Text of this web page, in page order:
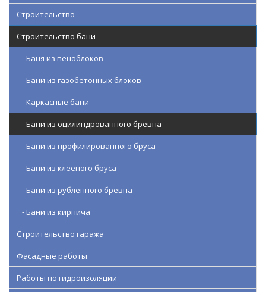
Строительство
Строительство бани
- Баня из пеноблоков
- Бани из газобетонных блоков
- Каркасные бани
- Бани из оцилиндрованного бревна
- Бани из профилированного бруса
- Бани из клееного бруса
- Бани из рубленного бревна
- Бани из кирпича
Строительство гаража
Фасадные работы
Работы по гидроизоляции